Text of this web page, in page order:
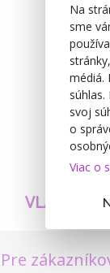
VLASTNÉ
Pre
Na
sme
médiá.
svoj
o
Viac o